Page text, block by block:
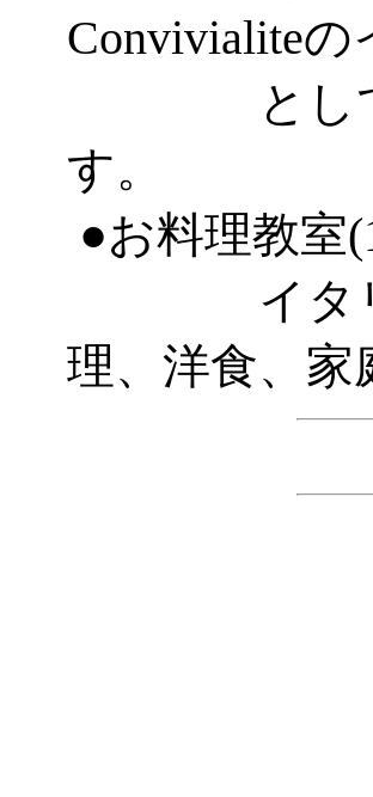
Convivialite
として月
す。
●お料理教室
イタリア
理、洋食、家